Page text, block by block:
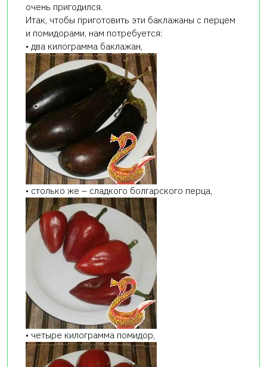
очень пригодился.
Итак, чтобы приготовить эти баклажаны с перцем
и помидорами, нам потребуется:
• два килограмма баклажан,
• столько же – сладкого болгарского перца,
• четыре килограмма помидор,